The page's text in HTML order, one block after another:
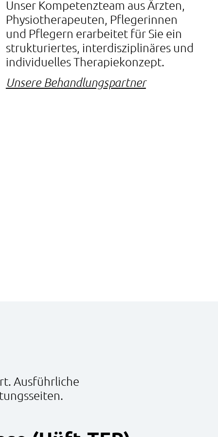
Unser Kompetenzteam aus Ärzten,
Physiotherapeuten, Pflegerinnen
und Pflegern erarbeitet für Sie ein
strukturiertes, interdisziplinäres und
individuelles Therapiekonzept.
Unsere Behandlungspartner
Ausführliche